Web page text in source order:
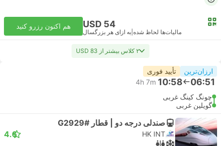
USD 54
مالیات‌ها لحاظ شده به ازای هر بزرگسال
هم اکنون رزرو کنید
۲ کلاس بیشتر از USD 83
ارزان‌ترین تأیید فوری
06:51
10:58
4h 7m
چونگ کینگ غربی
گویلین غربی
صندلی درجه دو | قطار #G2929
HK INT
4.6